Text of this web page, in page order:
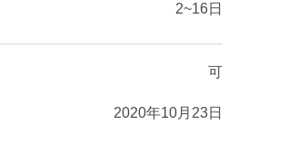
2~16日
可
2020年10月23日